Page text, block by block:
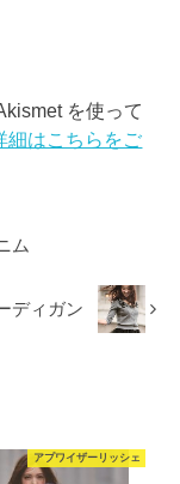
を使って
細はこちらをご
ム
ディガン
アプワイザーリッシェ